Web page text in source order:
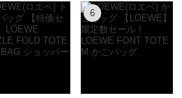
6